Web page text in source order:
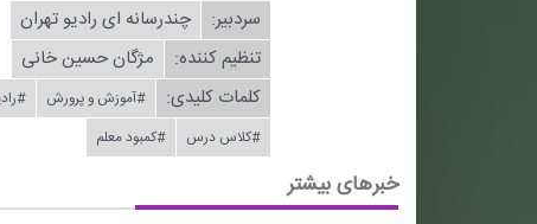
سردبیر:
چندرسانه ای رادیو تهران
تنظیم كننده:
مژگان حسین خانی
کلمات کلیدی:
#آموزش و پرورش
#كلاس درس
#كمبود معلم
خبرهای بیشتر